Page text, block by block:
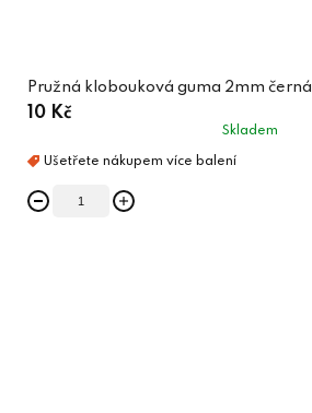
Pružná klobouková guma 2mm černá
10 Kč
Skladem